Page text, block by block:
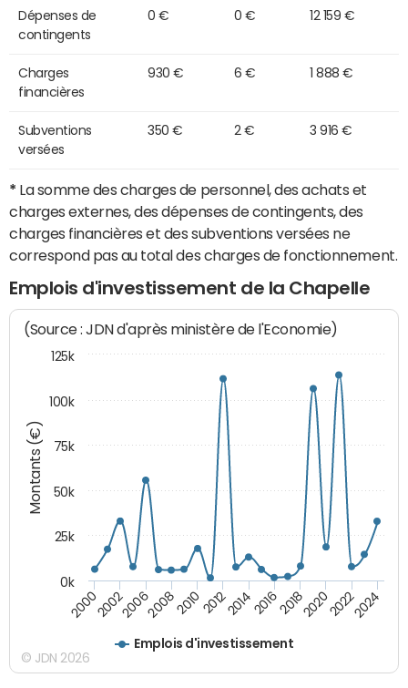
Dépenses de
contingents
0 € 0 € 12 159 €
Charges
financières
930 € 6 € 1 888 €
Subventions
versées
350 € 2 € 3 916 €
* La somme des charges de personnel, des achats et
charges externes, des dépenses de contingents, des
charges financières et des subventions versées ne
correspond pas au total des charges de fonctionnement.
Emplois d'investissement de la Chapelle
Montants (€)
(Source : JDN d'après ministère de l'Economie)
Emplois d'investissement
200020022006200820102012201420162018202020222024
0k
25k
50k
75k
100k
125k
© JDN 2026